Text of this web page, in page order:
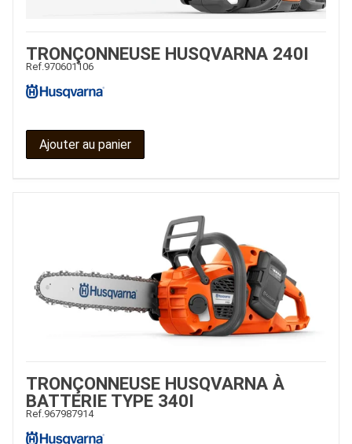
TRONÇONNEUSE HUSQVARNA 240I
Ref.970601106
Ajouter au panier
TRONÇONNEUSE HUSQVARNA À
BATTERIE TYPE 340I
Ref.967987914